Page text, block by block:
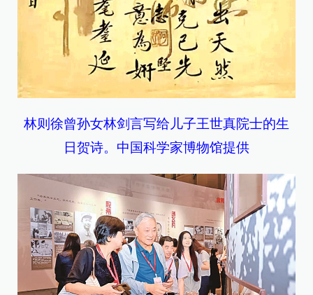
林则徐曾孙女林剑言写给儿子王世真院士的生
日贺诗。中国科学家博物馆提供